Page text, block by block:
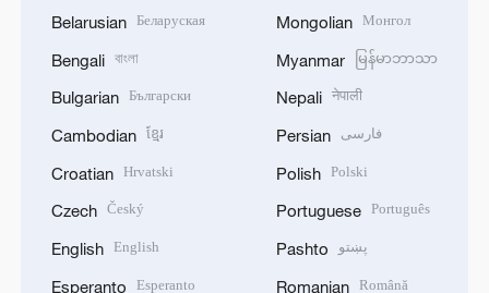
Belarusian Беларуская
Bengali বাংলা
Bulgarian Български
Cambodian ខ្មែរ
Croatian Hrvatski
Czech Český
English English
Esperanto Esperanto
Mongolian Монгол
Myanmar မြန်မာဘာသာ
Nepali नेपाली
Persian فارسی
Polish Polski
Portuguese Português
Pashto پښتو
Romanian Română